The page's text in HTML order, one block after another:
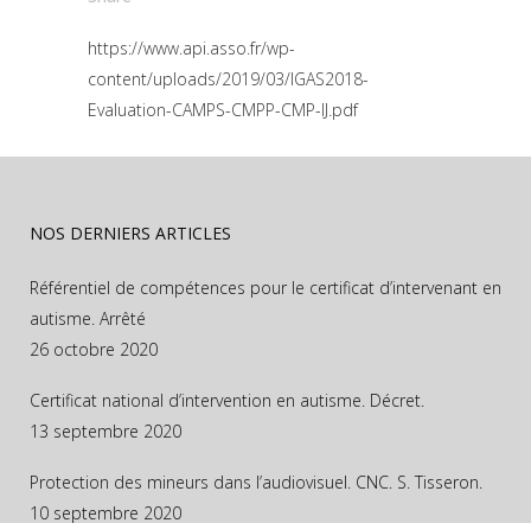
https://www.api.asso.fr/wp-
content/uploads/2019/03/IGAS2018-
Evaluation-CAMPS-CMPP-CMP-IJ.pdf
NOS DERNIERS ARTICLES
Référentiel de compétences pour le certificat d’intervenant en
autisme. Arrêté
26 octobre 2020
Certificat national d’intervention en autisme. Décret.
13 septembre 2020
Protection des mineurs dans l’audiovisuel. CNC. S. Tisseron.
10 septembre 2020